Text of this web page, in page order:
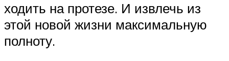
ходить на протезе. И извлечь из
этой новой жизни максимальную
полноту.